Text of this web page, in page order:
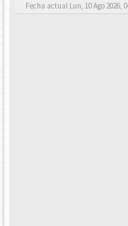
Fecha actual Lun, 10 Ago 2026,